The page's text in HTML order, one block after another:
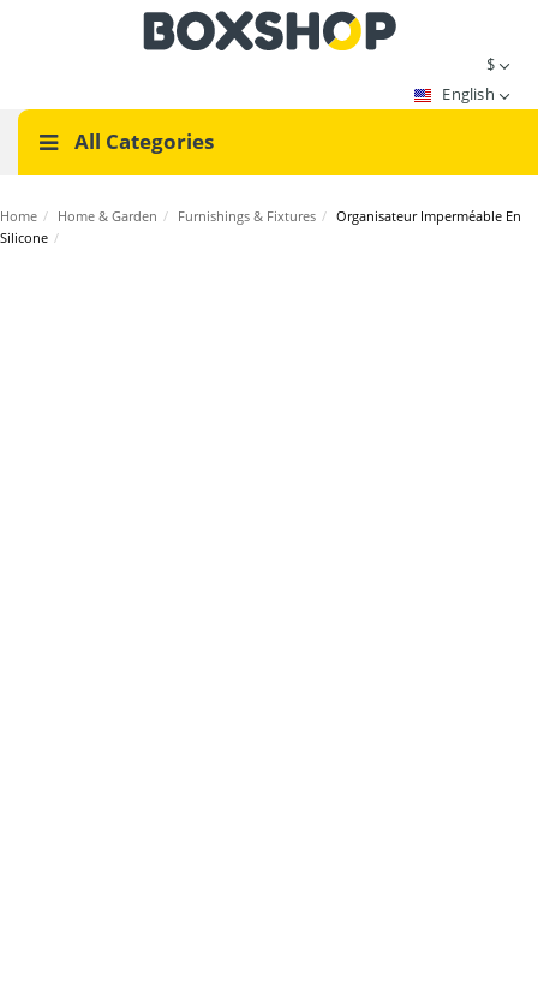
$
English
All Categories
Home / Home & Garden / Furnishings & Fixtures / Organisateur Imperméable En
Silicone /